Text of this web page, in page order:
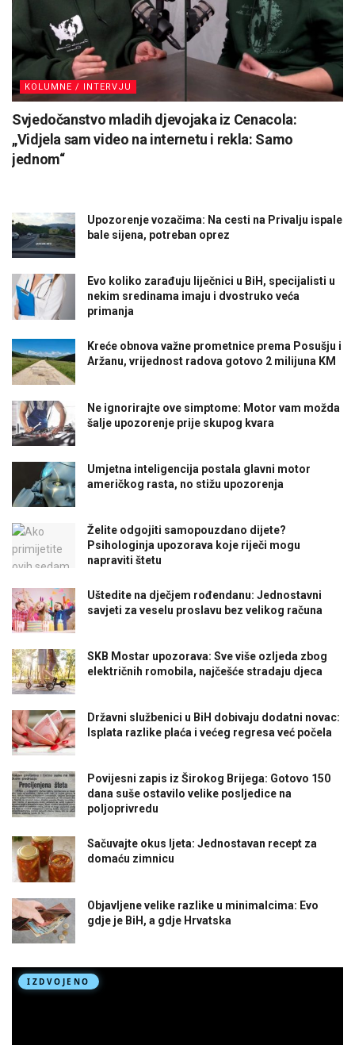
KOLUMNE / INTERVJU
Svjedočanstvo mladih djevojaka iz Cenacola:
„Vidjela sam video na internetu i rekla: Samo
jednom“
Upozorenje vozačima: Na cesti na Privalju ispale
bale sijena, potreban oprez
Evo koliko zarađuju liječnici u BiH, specijalisti u
nekim sredinama imaju i dvostruko veća
primanja
Kreće obnova važne prometnice prema Posušju i
Aržanu, vrijednost radova gotovo 2 milijuna KM
Ne ignorirajte ove simptome: Motor vam možda
šalje upozorenje prije skupog kvara
Umjetna inteligencija postala glavni motor
američkog rasta, no stižu upozorenja
Želite odgojiti samopouzdano dijete?
Psihologinja upozorava koje riječi mogu
napraviti štetu
Uštedite na dječjem rođendanu: Jednostavni
savjeti za veselu proslavu bez velikog računa
SKB Mostar upozorava: Sve više ozljeda zbog
električnih romobila, najčešće stradaju djeca
Državni službenici u BiH dobivaju dodatni novac:
Isplata razlike plaća i većeg regresa već počela
Povijesni zapis iz Širokog Brijega: Gotovo 150
dana suše ostavilo velike posljedice na
poljoprivredu
Sačuvajte okus ljeta: Jednostavan recept za
domaću zimnicu
Objavljene velike razlike u minimalcima: Evo
gdje je BiH, a gdje Hrvatska